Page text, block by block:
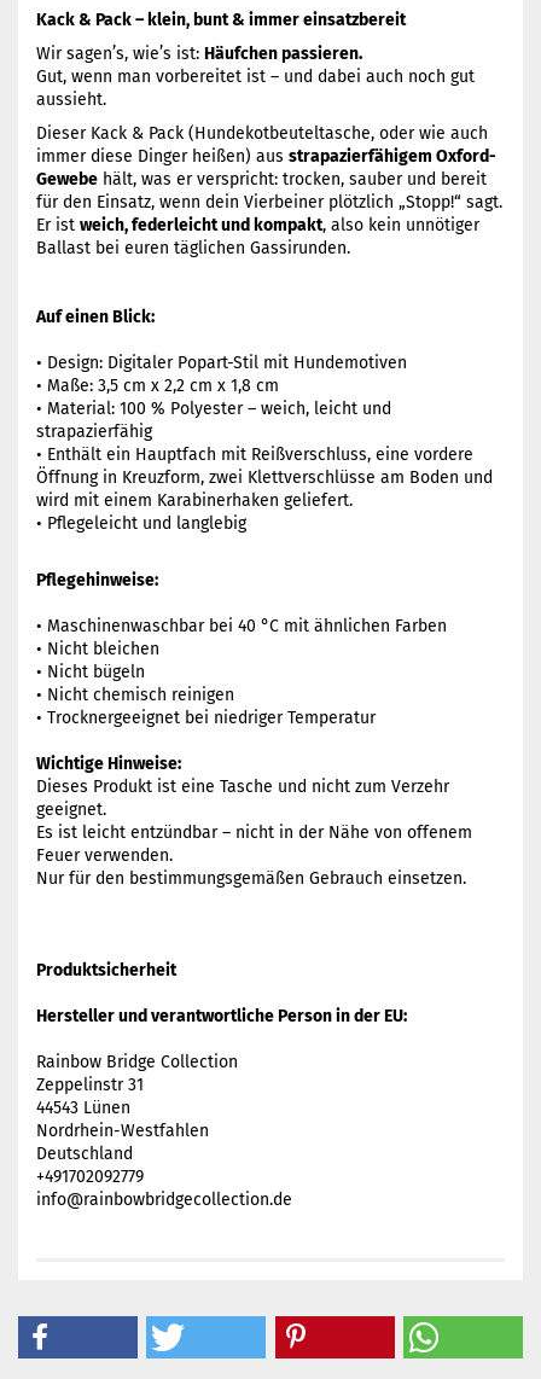
Kack & Pack – klein, bunt & immer einsatzbereit
Wir sagen’s, wie’s ist: Häufchen passieren.
Gut, wenn man vorbereitet ist – und dabei auch noch gut
aussieht.
Dieser Kack & Pack (Hundekotbeuteltasche, oder wie auch
immer diese Dinger heißen) aus strapazierfähigem Oxford-
Gewebe hält, was er verspricht: trocken, sauber und bereit
für den Einsatz, wenn dein Vierbeiner plötzlich „Stopp!“ sagt.
Er ist weich, federleicht und kompakt, also kein unnötiger
Ballast bei euren täglichen Gassirunden.
Auf einen Blick:
• Design: Digitaler Popart-Stil mit Hundemotiven
• Maße: 3,5 cm x 2,2 cm x 1,8 cm
• Material: 100 % Polyester – weich, leicht und
strapazierfähig
• Enthält ein Hauptfach mit Reißverschluss, eine vordere
Öffnung in Kreuzform, zwei Klettverschlüsse am Boden und
wird mit einem Karabinerhaken geliefert.
• Pflegeleicht und langlebig
Pflegehinweise:
• Maschinenwaschbar bei 40 °C mit ähnlichen Farben
• Nicht bleichen
• Nicht bügeln
• Nicht chemisch reinigen
• Trocknergeeignet bei niedriger Temperatur
Wichtige Hinweise:
Dieses Produkt ist eine Tasche und nicht zum Verzehr
geeignet.
Es ist leicht entzündbar – nicht in der Nähe von offenem
Feuer verwenden.
Nur für den bestimmungsgemäßen Gebrauch einsetzen.
Produktsicherheit
Hersteller und verantwortliche Person in der EU:
Rainbow Bridge Collection
Zeppelinstr 31
44543 Lünen
Nordrhein-Westfahlen
Deutschland
+491702092779
info@rainbowbridgecollection.de